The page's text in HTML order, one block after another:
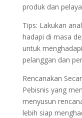
produk dan
Tips: Lakukan
hadapi di masa
untuk
pelanggan dan
Rencanakan
Pebisnis yang
menyusun
lebih siap